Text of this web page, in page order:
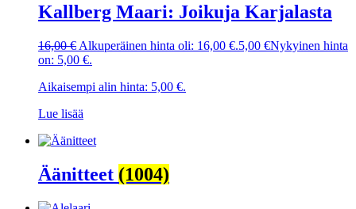
Kallberg Maari: Joikuja Karjalasta
16,00€ Alkuperäinen hinta oli: 16,00 €.5,00 €Nykyinen hinta
on: 5,00 €.
Aikaisempi alin hinta: 5,00 €.
Lue lisää
Äänitteet (1004)